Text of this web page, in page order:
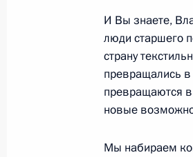
Встреча с
И Вы знаете,
люди старшего
страну
превращались в
превращаются в
новые
Мы набираем